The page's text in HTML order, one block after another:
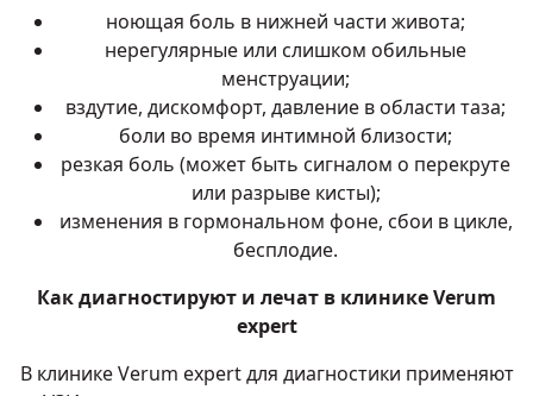
ноющая боль в нижней части живота;
нерегулярные или слишком обильные
менструации;
вздутие, дискомфорт, давление в области таза;
боли во время интимной близости;
резкая боль (может быть сигналом о перекруте
или разрыве кисты);
изменения в гормональном фоне, сбои в цикле,
бесплодие.
Как диагностируют и лечат в клинике Verum
expert
В клинике Verum expert для диагностики применяют